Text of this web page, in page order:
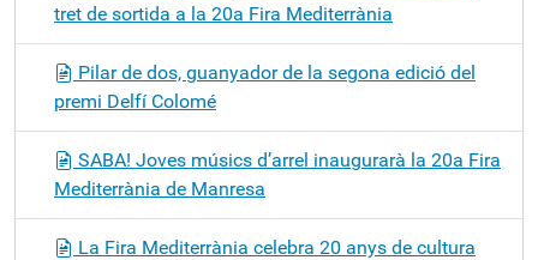
tret de sortida a la 20a Fira Mediterrània
Pilar de dos, guanyador de la segona edició del
premi Delfí Colomé
SABA! Joves músics d’arrel inaugurarà la 20a Fira
Mediterrània de Manresa
La Fira Mediterrània celebra 20 anys de cultura